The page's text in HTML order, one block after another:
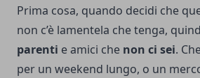
Prima cosa, quando decidi che
non c’è lamentela che tenga,
parenti e amici che non ci sei.
per un weekend lungo, o un